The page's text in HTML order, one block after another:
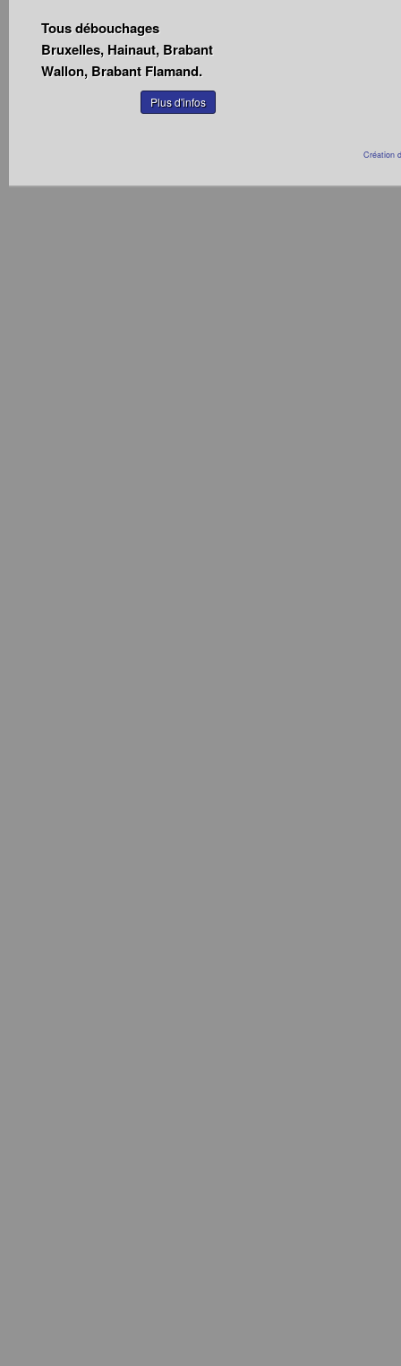
Tous débouchages
Bruxelles, Hainaut, Brabant
Wallon, Brabant Flamand.
Plus d'infos
Création